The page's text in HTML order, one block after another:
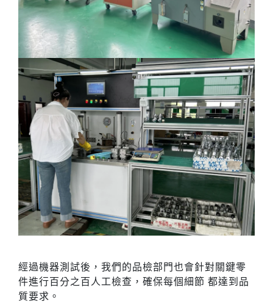
經過機器測試後，我們的品檢部⾨也會針對關鍵零
件進⾏百分之百⼈⼯檢查，確保每個細節 都達到品
質要求。